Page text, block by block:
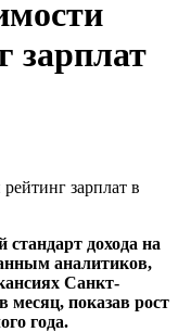
зарплат
дохода на
аналитиков,
Санкт-
месяц, показав рост
года.